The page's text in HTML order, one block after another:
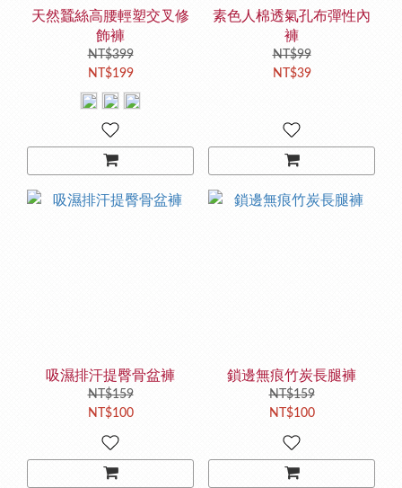
天然蠶絲高腰輕塑交叉修
飾褲
NT$399
NT$199
素色人棉透氣孔布彈性內
褲
NT$99
NT$39
吸濕排汗提臀骨盆褲
NT$159
NT$100
鎖邊無痕竹炭長腿褲
NT$159
NT$100